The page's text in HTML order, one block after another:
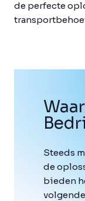
de perfecte
Steeds
de
bieden